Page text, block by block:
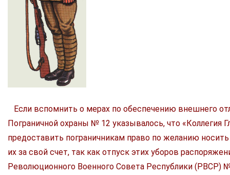
Если вспомнить о мерах по обеспечению внешнего
Пограничной охраны № 12 указывалось, что «Коллегия
предоставить пограничникам право по желанию
их за свой счет, так как отпуск этих уборов
Революционного Военного Совета Республики (РВСР)